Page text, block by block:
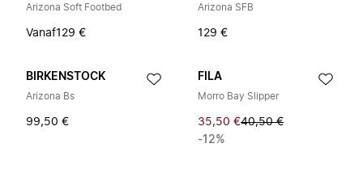
Arizona Soft Footbed
Vanaf129 €
Arizona SFB
129 €
BIRKENSTOCK
Arizona Bs
99,50 €
FILA
Morro Bay Slipper
35,50 €40,50 €
-12%